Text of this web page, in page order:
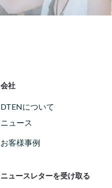
会社
DTENについて
ニュース
お客様事例
ニュースレターを受け取る